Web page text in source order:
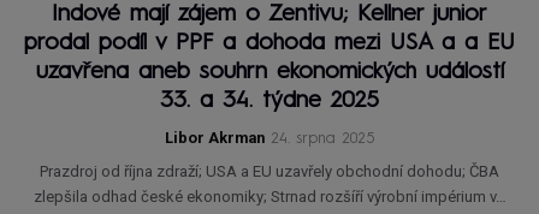
Indové mají zájem o Zentivu; Kellner junior
prodal podíl v PPF a dohoda mezi USA a a EU
uzavřena aneb souhrn ekonomických událostí
33. a 34. týdne 2025
Libor Akrman24. srpna 2025
Prazdroj od října zdraží; USA a EU uzavřely obchodní dohodu; ČBA
zlepšila odhad české ekonomiky; Strnad rozšíří výrobní impérium v…